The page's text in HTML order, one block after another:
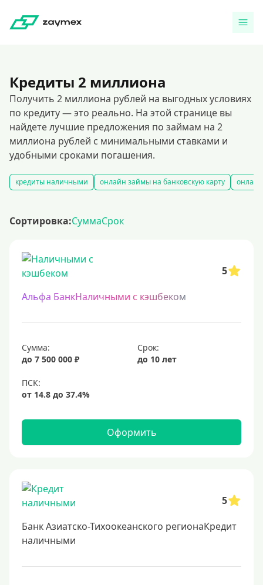
Кредиты 2 миллиона
Получить 2 миллиона рублей на выгодных условиях
по кредиту — это реально. На этой странице вы
найдете лучшие предложения по займам на 2
миллиона рублей с минимальными ставками и
удобными сроками погашения.
кредиты наличными онлайн займы на банковскую карту
Сортировка:СуммаСрок
5
Альфа БанкНаличными с кэшбеком
Сумма:
до 7 500 000 ₽
Срок:
до 10 лет
Оформить
5
Банк Азиатско-Тихоокеанского регионаКредит
наличными